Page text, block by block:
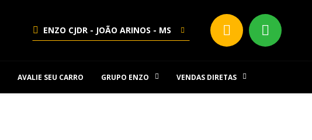
ENZO CJDR - JOÃO ARINOS - MS
AVALIE SEU CARRO GRUPO ENZO VENDAS DIRETAS